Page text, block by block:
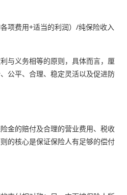
项费用+适当的利润）/纯保险收入
与义务相等的原则，具体而言，厘
公平、合理、稳定灵活以及促进防
金的赔付及合理的营业费用、税收
的核心是保证保险人有足够的偿付